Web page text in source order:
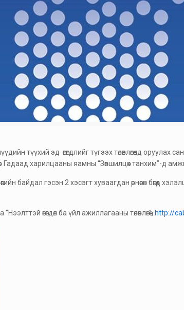
түүхий эд өгөгдлийг түгээх төлөвлөгөөнд оруулах
Гадаад харилцааны яамны “Зөвшилцөх танхим”-д
байдал гэсэн 2 хэсэгт хуваагдан өрнөсөн бөгөөд
өгөгдөл ба үйл ажиллагааны төлөвлөгөө”, http://